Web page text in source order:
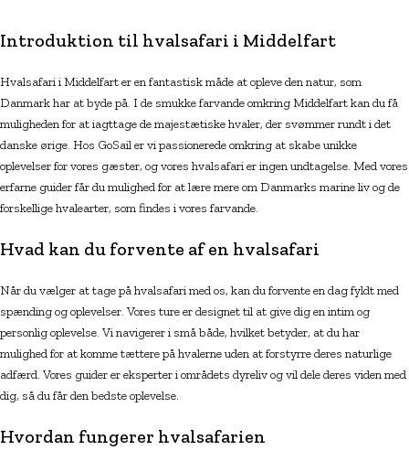
Introduktion til hvalsafari i Middelfart
Hvalsafari i Middelfart er en fantastisk måde at opleve den natur, som
Danmark har at byde på. I de smukke farvande omkring Middelfart kan du få
muligheden for at iagttage de majestætiske hvaler, der svømmer rundt i det
danske ørige. Hos GoSail er vi passionerede omkring at skabe unikke
oplevelser for vores gæster, og vores hvalsafari er ingen undtagelse. Med vores
erfarne guider får du mulighed for at lære mere om Danmarks marine liv og de
forskellige hvalearter, som findes i vores farvande.
Hvad kan du forvente af en hvalsafari
Når du vælger at tage på hvalsafari med os, kan du forvente en dag fyldt med
spænding og oplevelser. Vores ture er designet til at give dig en intim og
personlig oplevelse. Vi navigerer i små både, hvilket betyder, at du har
mulighed for at komme tættere på hvalerne uden at forstyrre deres naturlige
adfærd. Vores guider er eksperter i områdets dyreliv og vil dele deres viden med
dig, så du får den bedste oplevelse.
Hvordan fungerer hvalsafarien